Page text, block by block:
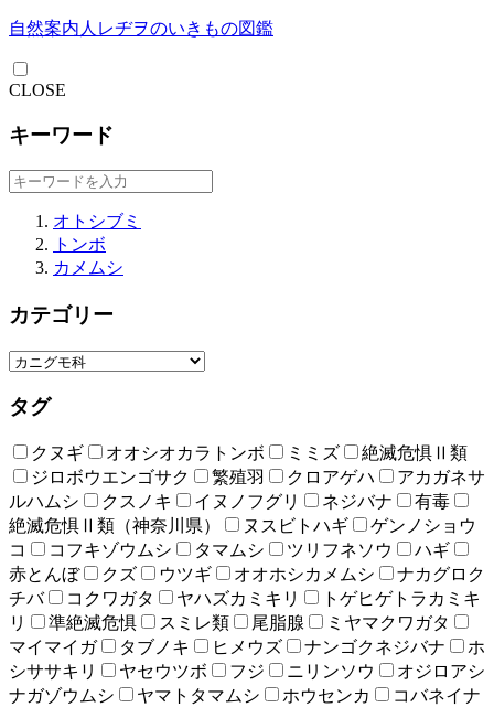
自然案内人レヂヲのいきもの図鑑
CLOSE
キーワード
オトシブミ
トンボ
カメムシ
カテゴリー
タグ
クヌギ オオシオカラトンボ ミミズ
絶滅危惧Ⅱ類
ジロボウエンゴサク
繁殖羽 クロアゲハ
アカガネサ
ルハムシ
クスノキ イヌノフグリ ネジバナ
有毒
絶滅危惧Ⅱ類（神奈川県）
ヌスビトハギ
ゲンノショウ
コ
コフキゾウムシ タマムシ ツリフネソウ
ハギ
赤とんぼ
クズ ウツギ オオホシカメムシ
ナカグロク
チバ
コクワガタ ヤハズカミキリ
トゲヒゲトラカミキ
リ
準絶滅危惧 スミレ類 尾脂腺
ミヤマクワガタ
マイマイガ
タブノキ ヒメウズ ナンゴクネジバナ
ホ
シササキリ
ヤセウツボ フジ ニリンソウ
オジロアシ
ナガゾウムシ
ヤマトタマムシ ホウセンカ
コバネイナ